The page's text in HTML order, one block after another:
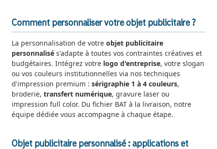
Comment personnaliser votre objet publicitaire ?
La personnalisation de votre objet publicitaire
personnalisé s'adapte à toutes vos contraintes créatives et
budgétaires. Intégrez votre logo d'entreprise, votre slogan
ou vos couleurs institutionnelles via nos techniques
d'impression premium : sérigraphie 1 à 4 couleurs,
broderie, transfert numérique, gravure laser ou
impression full color. Du fichier BAT à la livraison, notre
équipe dédiée vous accompagne à chaque étape.
Objet publicitaire personnalisé : applications et